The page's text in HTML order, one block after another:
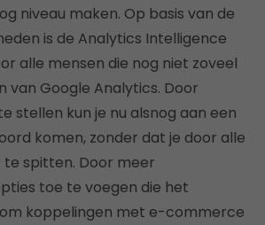
niveau maken. Op basis van de
is de Analytics Intelligence
alle mensen die nog niet zoveel
van Google Analytics. Door
stellen kun je nu alsnog aan een
komen, zonder dat je door alle
spitten. Door meer
toe te voegen die het
koppelingen met e-commerce